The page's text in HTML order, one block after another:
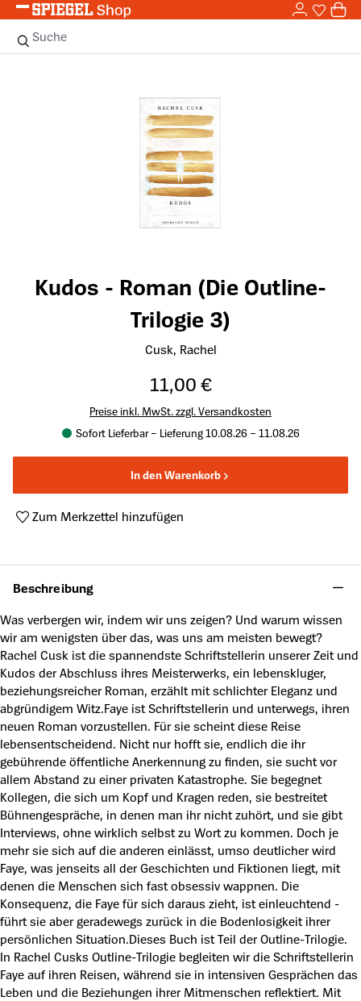
Zum Hauptinhalt springen 0
Suche
Kudos - Roman (Die Outline-
Trilogie 3)
Cusk, Rachel
11,00 €
Preise inkl. MwSt. zzgl. Versandkosten
Sofort Lieferbar – Lieferung 10.08.26 – 11.08.26
In den Warenkorb
Zum Merkzettel hinzufügen
Beschreibung
Was verbergen wir, indem wir uns zeigen? Und warum wissen
wir am wenigsten über das, was uns am meisten bewegt?
Rachel Cusk ist die spannendste Schriftstellerin unserer Zeit und
Kudos der Abschluss ihres Meisterwerks, ein lebenskluger,
beziehungsreicher Roman, erzählt mit schlichter Eleganz und
abgründigem Witz.Faye ist Schriftstellerin und unterwegs, ihren
neuen Roman vorzustellen. Für sie scheint diese Reise
lebensentscheidend. Nicht nur hofft sie, endlich die ihr
gebührende öffentliche Anerkennung zu finden, sie sucht vor
allem Abstand zu einer privaten Katastrophe. Sie begegnet
Kollegen, die sich um Kopf und Kragen reden, sie bestreitet
Bühnengespräche, in denen man ihr nicht zuhört, und sie gibt
Interviews, ohne wirklich selbst zu Wort zu kommen. Doch je
mehr sie sich auf die anderen einlässt, umso deutlicher wird
Faye, was jenseits all der Geschichten und Fiktionen liegt, mit
denen die Menschen sich fast obsessiv wappnen. Die
Konsequenz, die Faye für sich daraus zieht, ist einleuchtend -
führt sie aber geradewegs zurück in die Bodenlosigkeit ihrer
persönlichen Situation.Dieses Buch ist Teil der Outline-Trilogie.
In Rachel Cusks Outline-Trilogie begleiten wir die Schriftstellerin
Faye auf ihren Reisen, während sie in intensiven Gesprächen das
Leben und die Beziehungen ihrer Mitmenschen reflektiert. Mit